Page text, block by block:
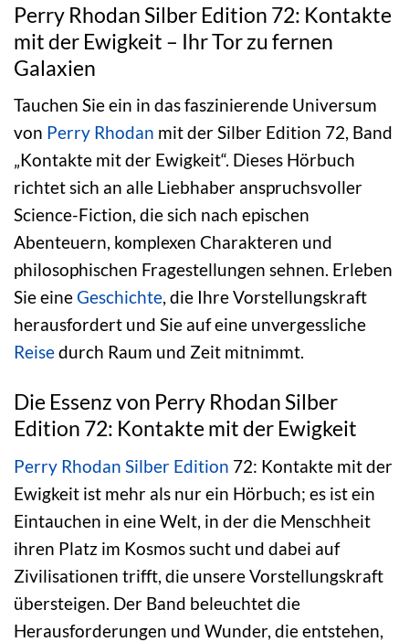
Perry Rhodan Silber Edition 72: Kontakte
mit der Ewigkeit – Ihr Tor zu fernen
Galaxien
Tauchen Sie ein in das faszinierende Universum
von Perry Rhodan mit der Silber Edition 72, Band
„Kontakte mit der Ewigkeit“. Dieses Hörbuch
richtet sich an alle Liebhaber anspruchsvoller
Science-Fiction, die sich nach epischen
Abenteuern, komplexen Charakteren und
philosophischen Fragestellungen sehnen. Erleben
Sie eineGeschichte, die Ihre Vorstellungskraft
herausfordert und Sie auf eine unvergessliche
Reisedurch Raum und Zeit mitnimmt.
Die Essenz von Perry Rhodan Silber
Edition 72: Kontakte mit der Ewigkeit
Perry Rhodan Silber Edition 72: Kontakte mit der
Ewigkeit ist mehr als nur ein Hörbuch; es ist ein
Eintauchen in eine Welt, in der die Menschheit
ihren Platz im Kosmos sucht und dabei auf
Zivilisationen trifft, die unsere Vorstellungskraft
übersteigen. Der Band beleuchtet die
Herausforderungen und Wunder, die entstehen,